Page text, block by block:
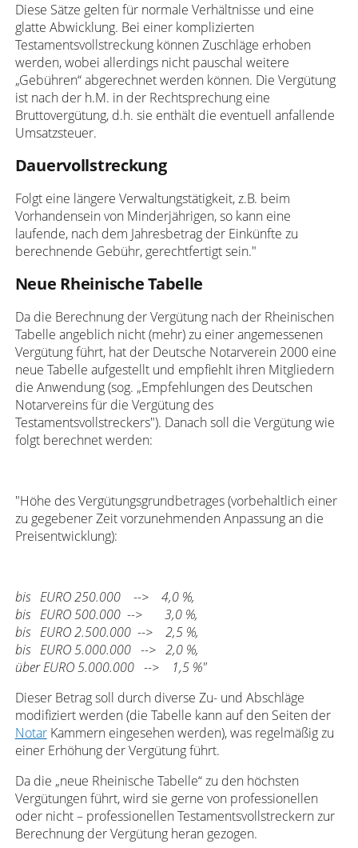
Diese Sätze gelten für normale Verhältnisse und eine
glatte Abwicklung. Bei einer komplizierten
Testamentsvollstreckung können Zuschläge erhoben
werden, wobei allerdings nicht pauschal weitere
„Gebühren“ abgerechnet werden können. Die Vergütung
ist nach der h.M. in der Rechtsprechung eine
Bruttovergütung, d.h. sie enthält die eventuell anfallende
Umsatzsteuer.
Dauervollstreckung
Folgt eine längere Verwaltungstätigkeit, z.B. beim
Vorhandensein von Minderjährigen, so kann eine
laufende, nach dem Jahresbetrag der Einkünfte zu
berechnende Gebühr, gerechtfertigt sein."
Neue Rheinische Tabelle
Da die Berechnung der Vergütung nach der Rheinischen
Tabelle angeblich nicht (mehr) zu einer angemessenen
Vergütung führt, hat der Deutsche Notarverein 2000 eine
neue Tabelle aufgestellt und empfiehlt ihren Mitgliedern
die Anwendung (sog. „Empfehlungen des Deutschen
Notarvereins für die Vergütung des
Testamentsvollstreckers"). Danach soll die Vergütung wie
folgt berechnet werden:
"Höhe des Vergütungsgrundbetrages (vorbehaltlich einer
zu gegebener Zeit vorzunehmenden Anpassung an die
Preisentwicklung):
bis EURO 250.000 --> 4,0 %,
bis EURO 500.000 --> 3,0 %,
bis EURO 2.500.000 --> 2,5 %,
bis EURO 5.000.000 --> 2,0 %,
über EURO 5.000.000 --> 1,5 %"
Dieser Betrag soll durch diverse Zu- und Abschläge
modifiziert werden (die Tabelle kann auf den Seiten der
NotarKammern eingesehen werden), was regelmäßig zu
einer Erhöhung der Vergütung führt.
Da die „neue Rheinische Tabelle“ zu den höchsten
Vergütungen führt, wird sie gerne von professionellen
oder nicht – professionellen Testamentsvollstreckern zur
Berechnung der Vergütung heran gezogen.